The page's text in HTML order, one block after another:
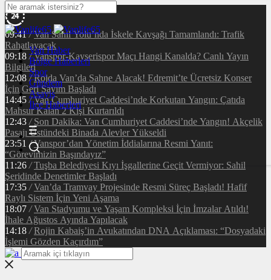
Van Haber
Bölge Haberleri
Spor
Gündem
Asayiş
İlçe Haberleri
09:41 / Van Sahil Yolu’nda İskele Kavşağı Tamamlandı: Trafik
Rahatlayacak
09:18 / Vanspor-Kayserispor Maçı Hangi Kanalda? Canlı Yayın
Bilgileri
12:08 / Rojda Van’da Sahne Alacak! Edremit’te Ücretsiz Konser
İçin Geri Sayım Başladı
14:45 / Van Cumhuriyet Caddesi’nde Korkutan Yangın: Çatıda
Mahsur Kalan 2 Kişi Kurtarıldı
12:43 / Son Dakika: Van Cumhuriyet Caddesi’nde Yangın! Akçelik
Pasajı Üstündeki Binada Alevler Yükseldi
23:51 / Vanspor’dan Yönetim İddialarına Resmi Yanıt:
“Görevimizin Başındayız”
11:26 / Tuşba Belediyesi Kıyı İşgallerine Geçit Vermiyor: Sahil
Şeridinde Denetimler Başladı
17:35 / Van’da Tramvay Projesinde Resmi Süreç Başladı! Hafif
Raylı Sistem İçin Yeni Aşama
18:07 / Van Stadyumu ve Yaşam Kompleksi İçin İmzalar Atıldı!
İhale Ağustos Ayında Yapılacak
14:18 / Rojin Kabaiş’in Avukatından DNA Açıklaması: “Dosyadaki
İşlemi Gözden Kaçırdım”